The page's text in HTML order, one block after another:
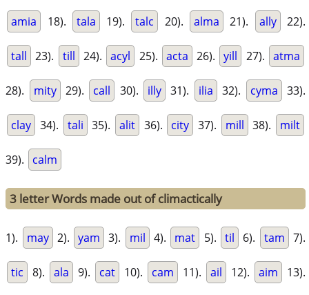
amia 18). tala 19). talc 20). alma 21). ally 22).
tall 23). till 24). acyl 25). acta 26). yill 27). atma
28). mity 29). call 30). illy 31). ilia 32). cyma 33).
clay 34). tali 35). alit 36). city 37). mill 38). milt
39). calm
3 letter Words made out of climactically
1). may 2). yam 3). mil 4). mat 5). til 6). tam 7).
tic 8). ala 9). cat 10). cam 11). ail 12). aim 13).